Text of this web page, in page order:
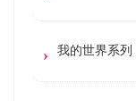
我的世界系列